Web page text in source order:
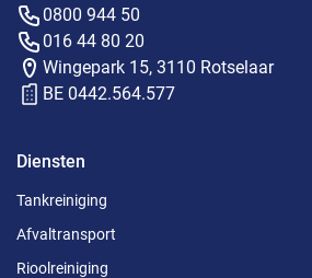
0800 944 50
016 44 80 20
Wingepark 15, 3110 Rotselaar
BE 0442.564.577
Diensten
Tankreiniging
Afvaltransport
Rioolreiniging